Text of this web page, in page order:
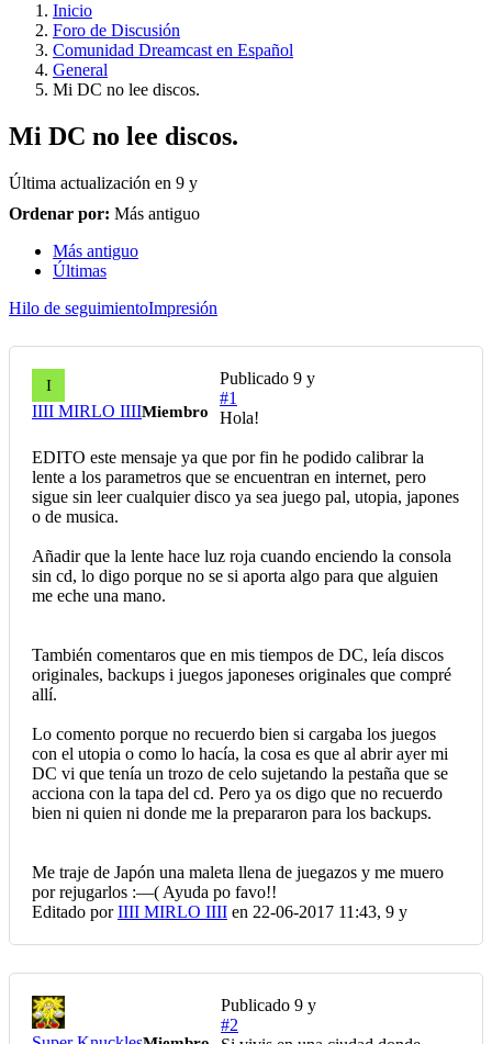
Inicio
Foro de Discusión
Comunidad Dreamcast en Español
General
Mi DC no lee discos.
Mi DC no lee discos.
Última actualización en 9 y
Ordenar por: Más antiguo
Más antiguo
Últimas
Hilo de seguimientoImpresión
I
IIII MIRLO IIIIMiembro
Publicado 9 y
#1
Hola!
EDITO este mensaje ya que por fin he podido calibrar la
lente a los parametros que se encuentran en internet, pero
sigue sin leer cualquier disco ya sea juego pal, utopia, japones
o de musica.
Añadir que la lente hace luz roja cuando enciendo la consola
sin cd, lo digo porque no se si aporta algo para que alguien
me eche una mano.
También comentaros que en mis tiempos de DC, leía discos
originales, backups i juegos japoneses originales que compré
allí.
Lo comento porque no recuerdo bien si cargaba los juegos
con el utopia o como lo hacía, la cosa es que al abrir ayer mi
DC vi que tenía un trozo de celo sujetando la pestaña que se
acciona con la tapa del cd. Pero ya os digo que no recuerdo
bien ni quien ni donde me la prepararon para los backups.
Me traje de Japón una maleta llena de juegazos y me muero
por rejugarlos :—( Ayuda po favo!!
Editado porIIII MIRLO IIII en 22-06-2017 11:43, 9 y
Publicado 9 y
#2